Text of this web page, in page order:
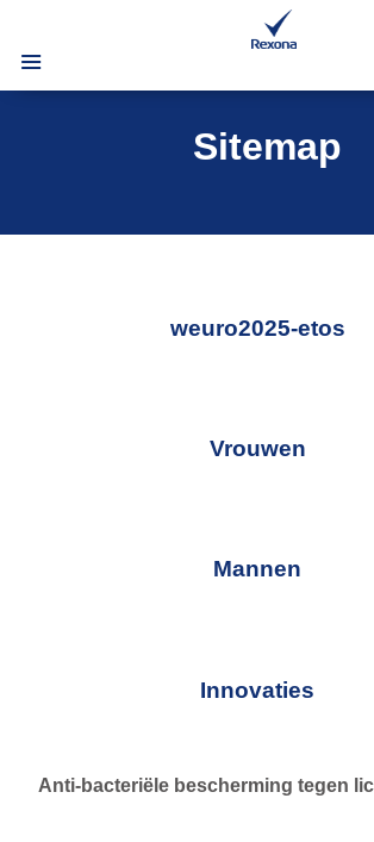
Sitemap
weuro2025-etos
Vrouwen
Mannen
Innovaties
Anti-bacteriële bescherming tegen